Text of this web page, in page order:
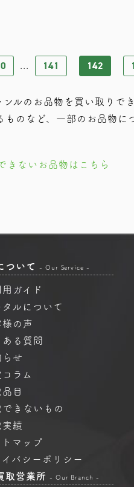
... 141 142
ルのお品物を買い取りで
のなど、⼀部のお品物に
きないお品物はこちら
ついて - Our Service -
用ガイド
タルについて
様の声
ある質問
らせ
ラム
品目
できないもの
実績
トマップ
イバシーポリシー
取営業所
- Our Branch -